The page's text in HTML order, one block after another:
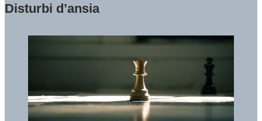
Disturbi d’ansia